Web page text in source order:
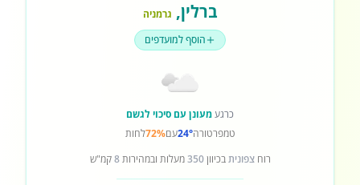
ברלין, גרמניה
הוסף למועדפים
כרגעמעונן עם סיכוי לגשם
טמפרטורה24°עם72%לחות
רוחצפוניתבכיוון350מעלות ובמהירות8קמ"ש